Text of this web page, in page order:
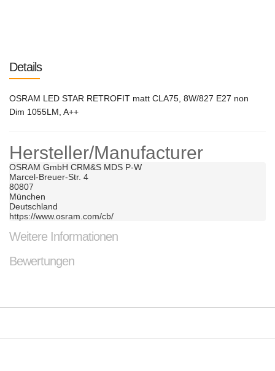
Details
OSRAM LED STAR RETROFIT matt CLA75, 8W/827 E27 non
Dim 1055LM, A++
Hersteller/Manufacturer
OSRAM GmbH CRM&S MDS P-W
Marcel-Breuer-Str. 4
80807
München
Deutschland
https://www.osram.com/cb/
Weitere Informationen
Bewertungen